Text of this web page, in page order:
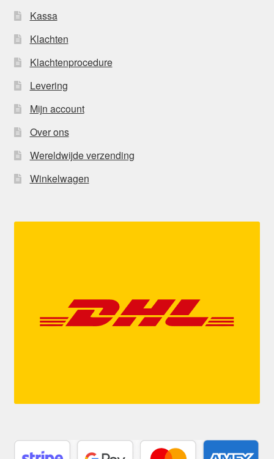
Kassa
Klachten
Klachtenprocedure
Levering
Mijn account
Over ons
Wereldwijde verzending
Winkelwagen